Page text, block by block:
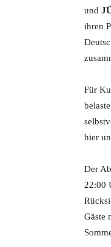
und
ihren
Für
hier
Der
22:00
Gäste